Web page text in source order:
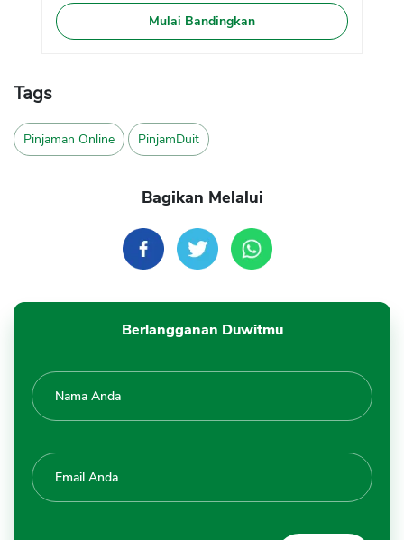
Mulai Bandingkan
Tags
Pinjaman Online PinjamDuit
Bagikan Melalui
Berlangganan Duwitmu